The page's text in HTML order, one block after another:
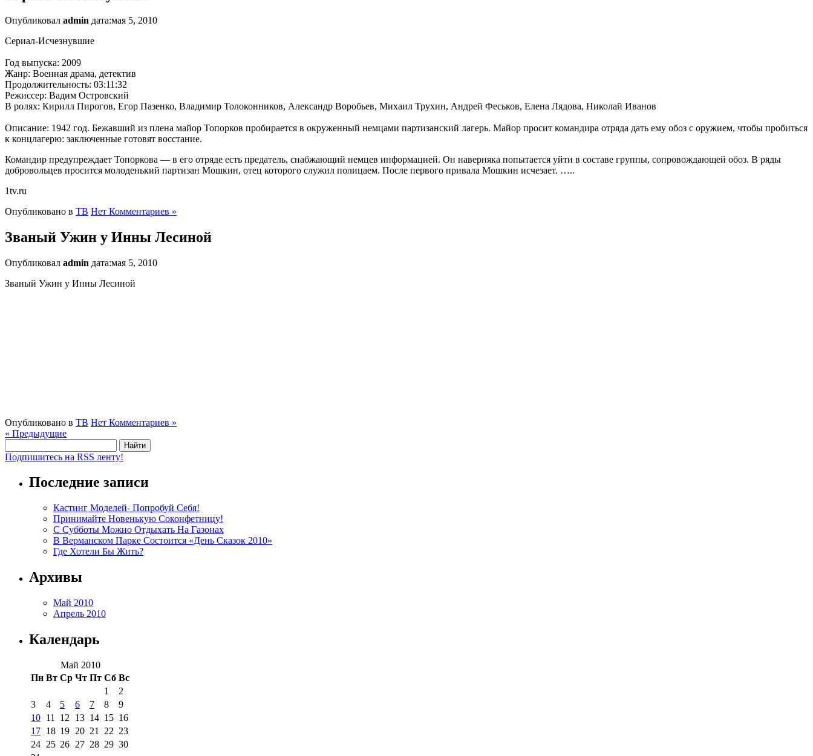
Опубликовал admin дата:мая 5, 2010
Сериал-Исчезнувшие
Год выпуска: 2009
Жанр: Военная драма, детектив
Продолжительность: 03:11:32
Режиссер: Вадим Островский
В ролях: Кирилл Пирогов, Егор Пазенко, Владимир Толоконников, Александр Воробьев, Михаил Трухин, Андрей Феськов, Елена Лядова, Николай Иванов
Описание: 1942 год. Бежавший из плена майор Топорков пробирается в окруженный немцами партизанский лагерь. Майор просит командира отряда дать ему обоз с оружием, чтобы пробиться
к концлагерю: заключенные готовят восстание.
Командир предупреждает Топоркова — в его отряде есть предатель, снабжающий немцев информацией. Он наверняка попытается уйти в составе группы, сопровождающей обоз. В ряды
добровольцев просится молоденький партизан Мошкин, отец которого служил полицаем. После первого привала Мошкин исчезает. …..
1tv.ru
Опубликовано в ТВ Нет Комментариев »
Званый Ужин у Инны Лесиной
Опубликовал admin дата:мая 5, 2010
Званый Ужин у Инны Лесиной
Опубликовано в ТВ Нет Комментариев »
« Предыдущие
Подпишитесь на RSS ленту!
Последние записи
Кастинг Моделей- Попробуй Себя!
Принимайте Новенькую Соконфетницу!
С Субботы Можно Отдыхать На Газонах
В Верманском Парке Состоится «День Сказок 2010»
Где Хотели Бы Жить?
Архивы
Май 2010
Апрель 2010
Календарь
Май 2010
Пн Вт Ср Чт Пт Сб Вс
1
2
3
4 5 6 7 8
9
10 11 12 13 14 15 16
17 18 19 20 21 22 23
24 25 26 27 28 29 30